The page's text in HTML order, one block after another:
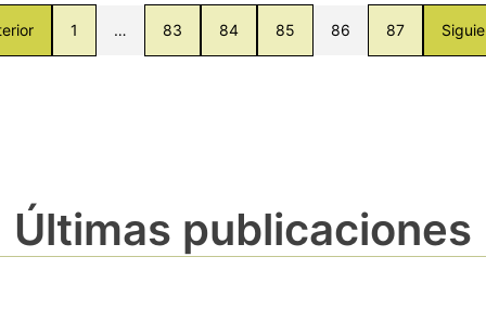
1 … 83 84 85 86 87
Últimas publicaciones